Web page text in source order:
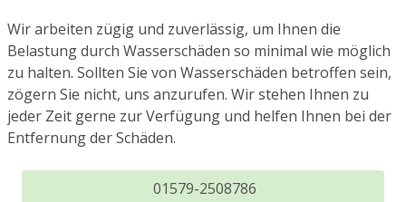
Wir arbeiten zügig und zuverlässig, um Ihnen die
Belastung durch Wasserschäden so minimal wie möglich
zu halten. Sollten Sie von Wasserschäden betroffen sein,
zögern Sie nicht, uns anzurufen. Wir stehen Ihnen zu
jeder Zeit gerne zur Verfügung und helfen Ihnen bei der
Entfernung der Schäden.
01579-2508786